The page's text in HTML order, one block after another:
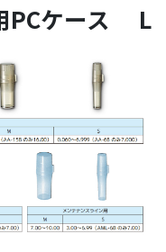
PCケース L